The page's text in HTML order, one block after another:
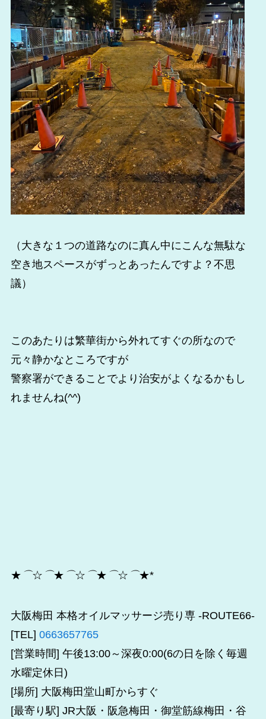
（大きな１つの道路なのに真ん中にこんな無駄な
空き地スペースがずっとあったんですよ？不思
議）
このあたりは繁華街から外れてすぐの所なので
元々静かなところですが
警察署ができることでより治安がよくなるかもし
れませんね(^^)
★ ⌒☆ ⌒★ ⌒☆ ⌒★ ⌒☆ ⌒★*
大阪梅田 本格オイルマッサージ売り専 -ROUTE66-
[TEL] 0663657765
[営業時間] 午後13:00～深夜0:00(6の日を除く毎週
水曜定休日)
[場所] 大阪梅田堂山町からすぐ
[最寄り駅] JR大阪・阪急梅田・御堂筋線梅田・谷